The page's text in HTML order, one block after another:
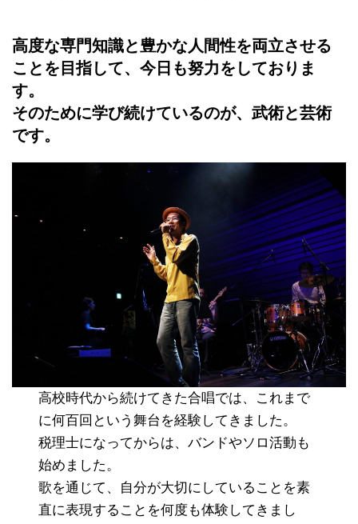
高度な専門知識と豊かな人間性を両立させる
ことを目指して、今日も努力をしておりま
す。
そのために学び続けているのが、武術と芸術
です。
高校時代から続けてきた合唱では、これまで
に何百回という舞台を経験してきました。
税理士になってからは、バンドやソロ活動も
始めました。
歌を通じて、自分が大切にしていることを素
直に表現することを何度も体験してきまし